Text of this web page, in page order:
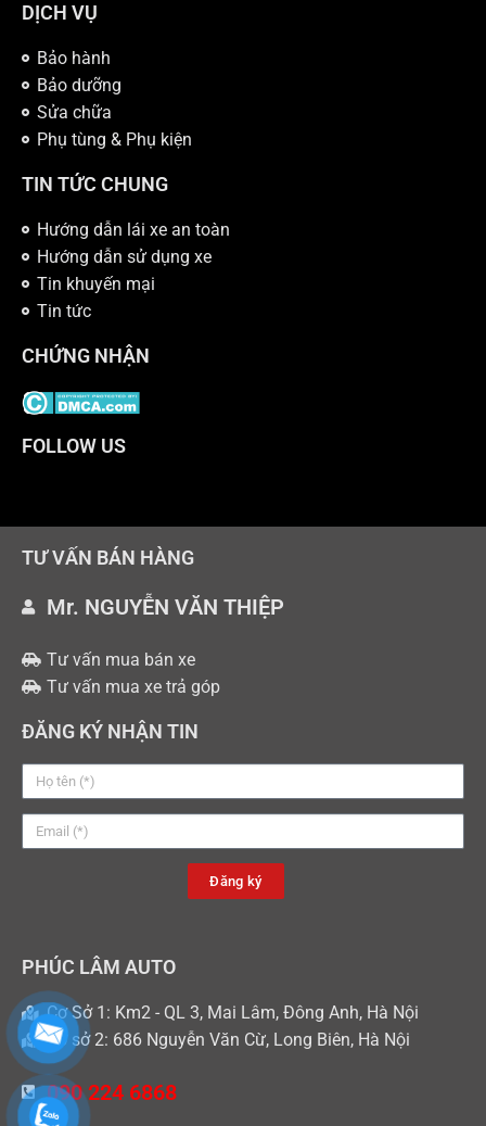
DỊCH VỤ
Bảo hành
Bảo dưỡng
Sửa chữa
Phụ tùng & Phụ kiện
TIN TỨC CHUNG
Hướng dẫn lái xe an toàn
Hướng dẫn sử dụng xe
Tin khuyến mại
Tin tức
CHỨNG NHẬN
FOLLOW US
TƯ VẤN BÁN HÀNG
Mr. NGUYỄN VĂN THIỆP
Tư vấn mua bán xe
Tư vấn mua xe trả góp
ĐĂNG KÝ NHẬN TIN
Đăng ký
PHÚC LÂM AUTO
Cơ Sở 1: Km2 - QL 3, Mai Lâm, Đông Anh, Hà Nội
Cơ sở 2: 686 Nguyễn Văn Cừ, Long Biên, Hà Nội
090 224 6868